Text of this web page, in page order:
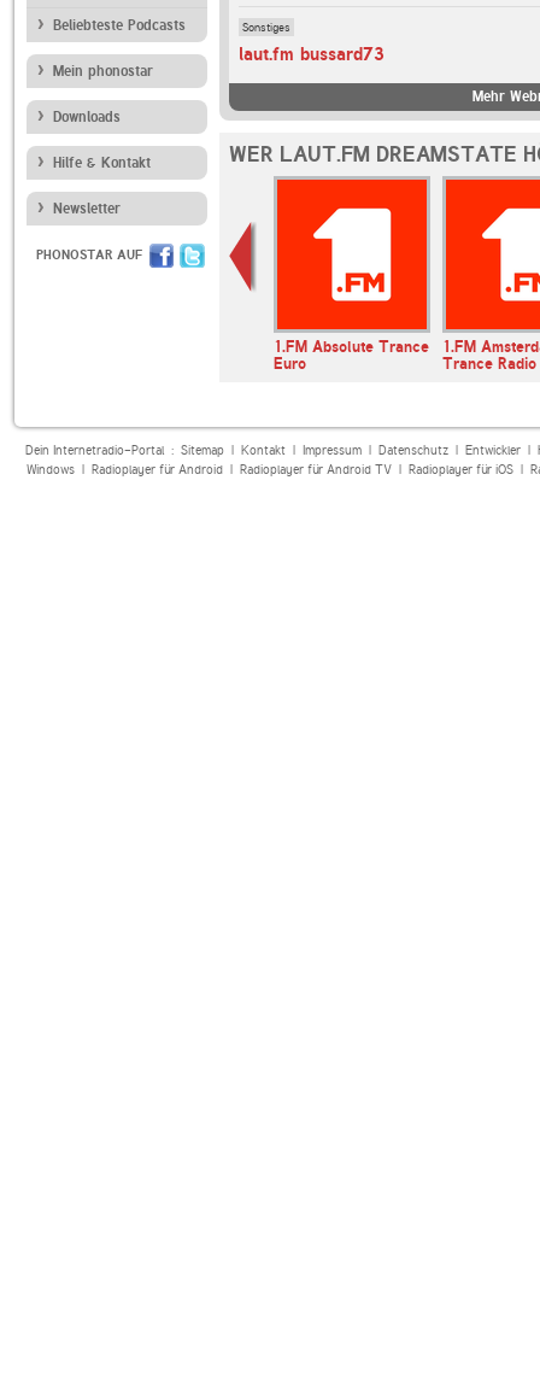
Beliebteste Podcasts
Mein phonostar
Downloads
Hilfe & Kontakt
Newsletter
PHONOSTAR AUF
Sonstiges
laut.fm bussard73
Mehr
WER LAUT.FM DREAMSTATE
1.FM Absolute Trance
Euro
1.FM
Trance Radio
Dein Internetradio-Portal : Sitemap| Kontakt| Impressum| Datenschutz| Entwickler|
Windows| Radioplayer für Android| Radioplayer für Android TV| Radioplayer für iOS|